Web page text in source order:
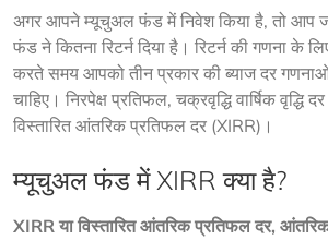
अगर आपने म्यूचुअल फंड में निवेश किया है, तो
फंड ने कितना रिटर्न दिया है। रिटर्न की गणना के
करते समय आपको तीन प्रकार की ब्याज दर गणनाओं
चाहिए। निरपेक्ष प्रतिफल, चक्रवृद्धि वार्षिक वृद्धि
विस्तारित आंतरिक प्रतिफल दर (XIRR)।
म्यूचुअल फंड में XIRR क्या है?
XIRR या विस्तारित आंतरिक प्रतिफल दर,